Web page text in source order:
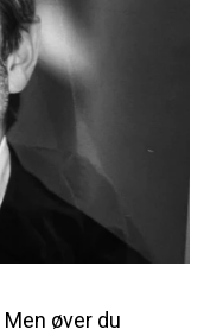
Men øver du